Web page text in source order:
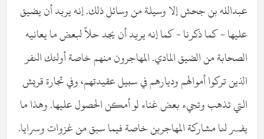
عبدالله بن جحش إلا وسيلة من وسائل ذلك. إنه يريد أن يضيق
عليها - كما ذكرنا - كما إنه يريد أن يجد حلاً لبعض ما يعانيه
الصحابة من الضيق المادي. المهاجرون منهم خاصة أولئك النفر
الذين تركوا أموالهم وديارهم في سبيل عقيدتهم، وفي تجارة قريش
التي تذهب وتجيء بعض غناء لو أمكن الحصول عليها. وهذا ما
يفسر لنا مشاركة المهاجرين خاصة فيما سبق من غزوات وسرايا.